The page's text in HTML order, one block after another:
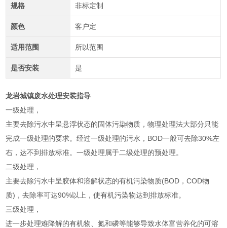
规格 非标定制
颜色 客户定
适用范围 所以范围
是否安装 是
龙岩城镇废水处理安装指导
一级处理，
主要去除污水中呈悬浮状态的固体污染物质，物理处理法大部分只能
完成一级处理的要求。经过一级处理的污水，BOD一般可去除30%左
右，达不到排放标准。一级处理属于二级处理的预处理。
二级处理，
主要去除污水中呈胶体和溶解状态的有机污染物质(BOD，COD物
质)，去除率可达90%以上，使有机污染物达到排放标准。
三级处理，
进一步处理难降解的有机物、氮和磷等能够导致水体富营养化的可溶